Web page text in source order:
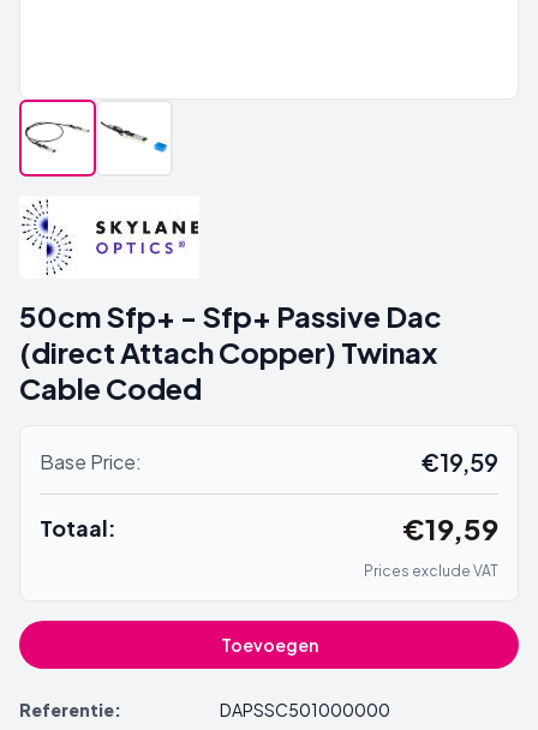
50cm Sfp+ - Sfp+ Passive Dac
(direct Attach Copper) Twinax
Cable Coded
Base Price: €19,59
Totaal: €19,59
Prices exclude VAT
Toevoegen
Referentie:
DAPSSC501000000